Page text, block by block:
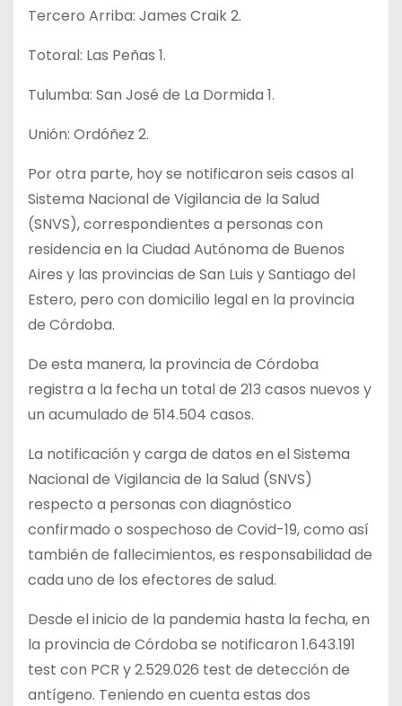
Tercero Arriba: James Craik 2.
Totoral: Las Peñas 1.
Tulumba: San José de La Dormida 1.
Unión: Ordóñez 2.
Por otra parte, hoy se notificaron seis casos al
Sistema Nacional de Vigilancia de la Salud
(SNVS), correspondientes a personas con
residencia en la Ciudad Autónoma de Buenos
Aires y las provincias de San Luis y Santiago del
Estero, pero con domicilio legal en la provincia
de Córdoba.
De esta manera, la provincia de Córdoba
registra a la fecha un total de 213 casos nuevos y
un acumulado de 514.504 casos.
La notificación y carga de datos en el Sistema
Nacional de Vigilancia de la Salud (SNVS)
respecto a personas con diagnóstico
confirmado o sospechoso de Covid-19, como así
también de fallecimientos, es responsabilidad de
cada uno de los efectores de salud.
Desde el inicio de la pandemia hasta la fecha, en
la provincia de Córdoba se notificaron 1.643.191
test con PCR y 2.529.026 test de detección de
antígeno. Teniendo en cuenta estas dos